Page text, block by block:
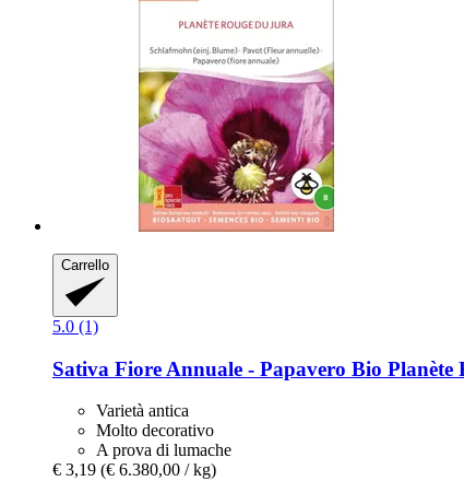
Carrello
5.0 (1)
Sativa Fiore Annuale -​ Papavero Bio Planète
Varietà antica
Molto decorativo
A prova di lumache
€ 3,19 (€ 6.380,00 / kg)